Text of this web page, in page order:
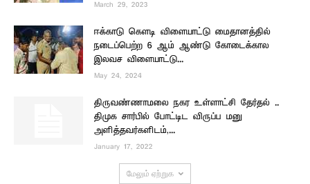
March 29, 2023
ஈக்காடு கௌடி விளையாட்டு மைதானத்தில்
நடைப்பெற்ற 6 ஆம் ஆண்டு கோடைக்கால
இலவச விளையாட்டு...
May 24, 2024
திருவண்ணாமலை நகர உள்ளாட்சி தேர்தல் ..
திமுக சார்பில் போட்டிட விருப்ப மனு
அளித்தவர்களிடம்,...
January 17, 2022
மேலும் ஏற்றுக